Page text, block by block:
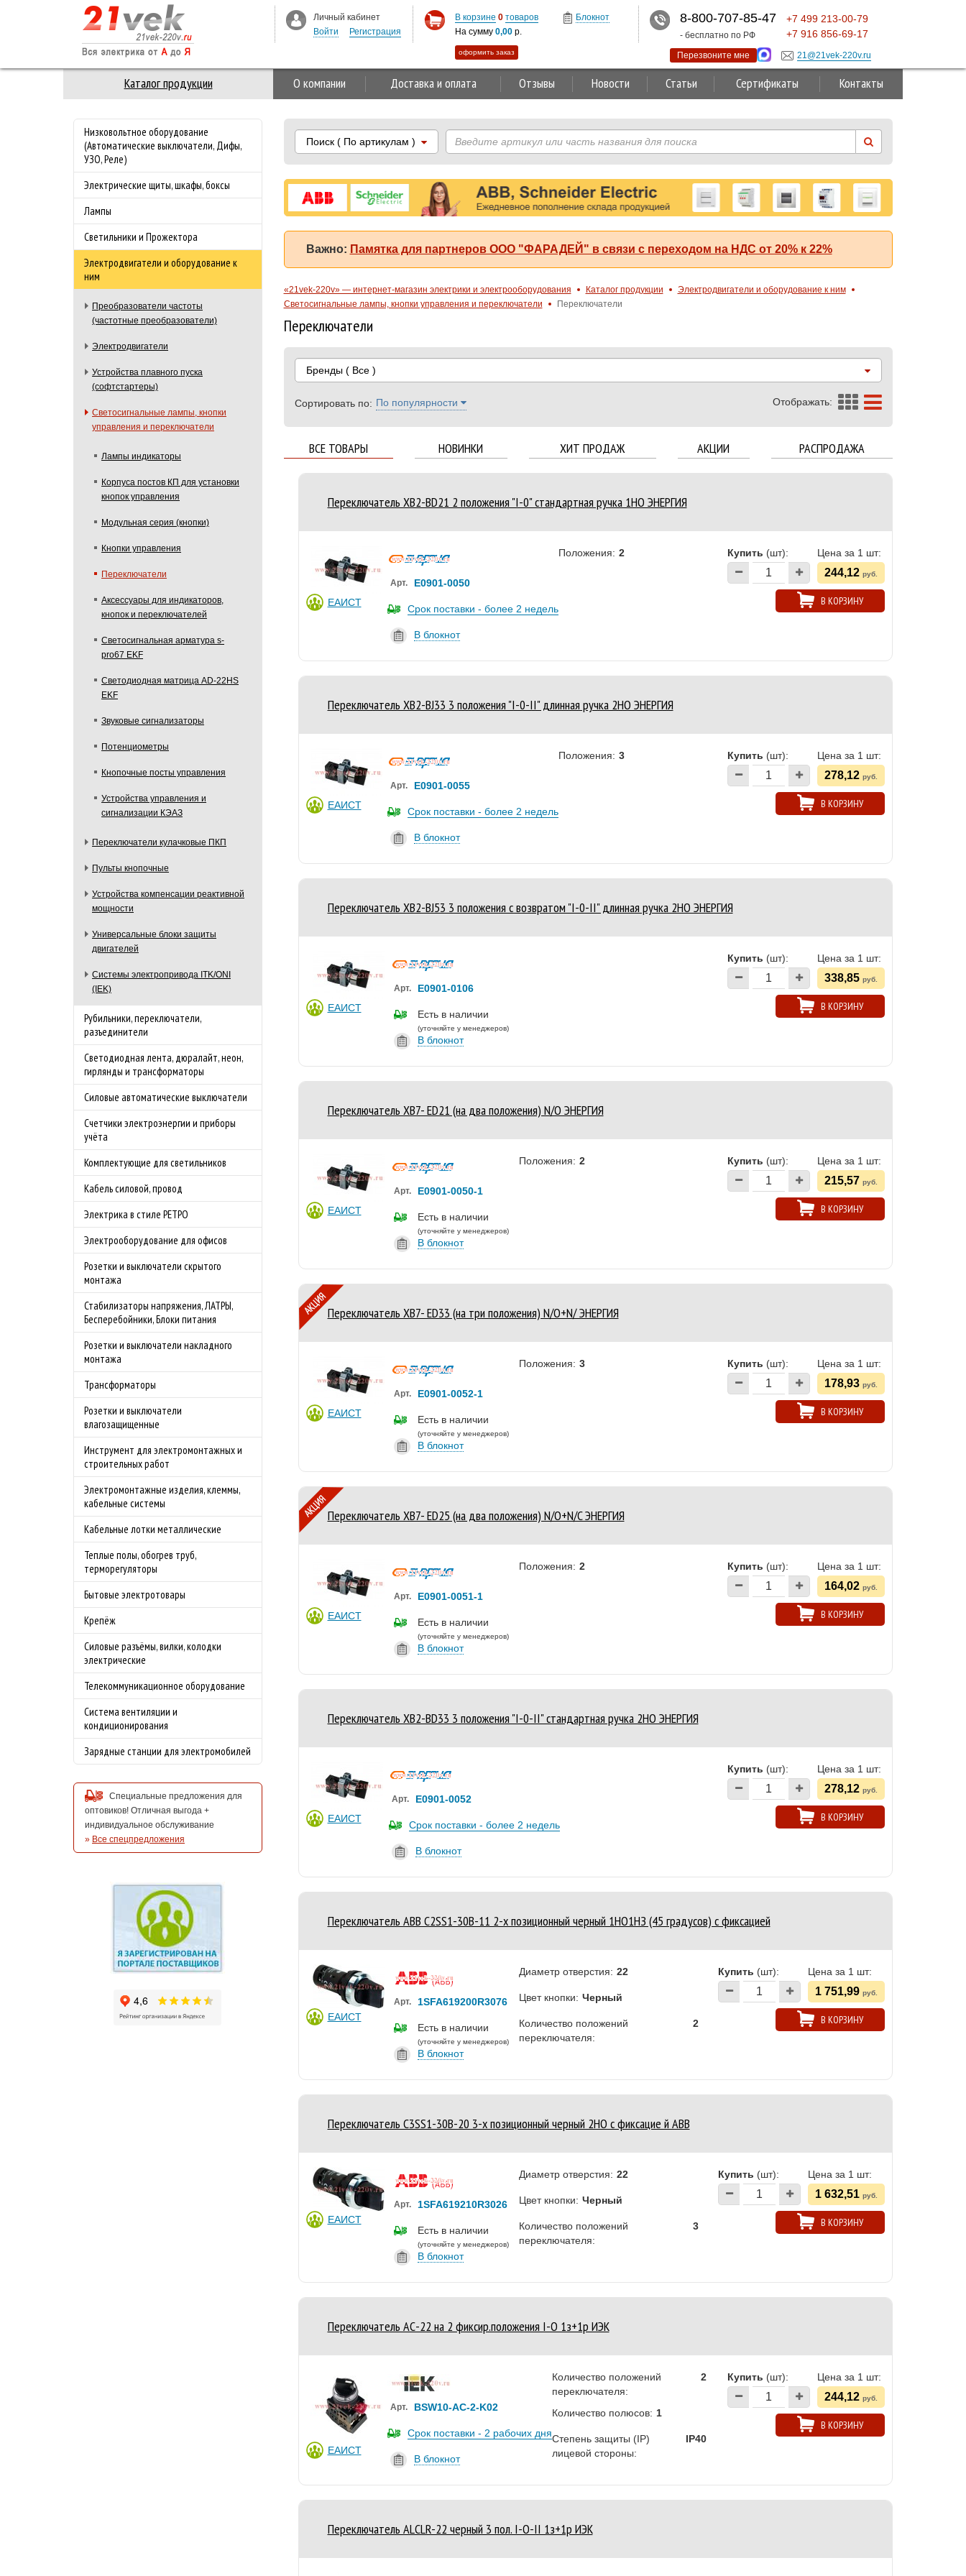
Каталог продукции О компании Доставка и оплата Отзывы Новости Статьи Сертификаты Контакты
Низковольтное оборудование
(Автоматические выключатели, Дифы,
УЗО, Реле)
Электрические щиты, шкафы, боксы
Лампы
Светильники и Прожектора
Электродвигатели и оборудование к
ним
Преобразователи частоты
(частотные преобразователи)
Электродвигатели
Устройства плавного пуска
(софтстартеры)
Светосигнальные лампы, кнопки
управления и переключатели
Лампы индикаторы
Корпуса постов КП для установки
кнопок управления
Модульная серия (кнопки)
Кнопки управления
Переключатели
Aксессуары для индикаторов,
кнопок и переключателей
Светосигнальная арматура s-
pro67 EKF
Светодиодная матрица AD-22HS
EKF
Звуковые сигнализаторы
Потенциометры
Кнопочные посты управления
Устройства управления и
сигнализации КЭАЗ
Переключатели кулачковые ПКП
Пульты кнопочные
Устройства компенсации реактивной
мощности
Универсальные блоки защиты
двигателей
Системы электропривода ITK/ONI
(IEK)
Рубильники, переключатели,
разъединители
Светодиодная лента, дюралайт, неон,
гирлянды и трансформаторы
Силовые автоматические выключатели
Счетчики электроэнергии и приборы
учёта
Комплектующие для светильников
Кабель силовой, провод
Электрика в стиле РЕТРО
Электрооборудование для офисов
Розетки и выключатели скрытого
монтажа
Стабилизаторы напряжения, ЛАТРЫ,
Бесперебойники, Блоки питания
Розетки и выключатели накладного
монтажа
Трансформаторы
Розетки и выключатели
влагозащищенные
Инструмент для электромонтажных и
строительных работ
Электромонтажные изделия, клеммы,
кабельные системы
Кабельные лотки металлические
Теплые полы, обогрев труб,
терморегуляторы
Бытовые электротовары
Крепёж
Силовые разъёмы, вилки, колодки
электрические
Телекоммуникационное оборудование
Система вентиляции и
кондиционирования
Зарядные станции для электромобилей
Специальные предложения для
оптовиков! Отличная выгода +
индивидуальное обслуживание
» Все спецпредложения
Поиск( По артикулам )
Важно: Памятка для партнеров ООО "ФАРАДЕЙ" в связи с переходом на НДС от 20% к 22%
«21vek-220v» — интернет-магазин электрики и электрооборудования Каталог продукции
Электродвигатели и оборудование к ним
Светосигнальные лампы, кнопки управления и переключатели
Переключатели
Переключатели
Бренды( Все )
Сортировать по: По популярности Отображать:
ВСЕ ТОВАРЫ НОВИНКИ ХИТ ПРОДАЖ АКЦИИ РАСПРОДАЖА
Переключатель XB2-BD21 2 положения "I-0" стандартная ручка 1НО ЭНЕРГИЯ
ЕАИСТ
Арт. Е0901-0050
Срок поставки - более 2 недель
В блокнот
Положения: 2 Купить (шт): Цена за 1 шт:
244,12 руб.
В КОРЗИНУ
Переключатель XB2-BJ33 3 положения "I-0-II" длинная ручка 2НО ЭНЕРГИЯ
ЕАИСТ
Арт. Е0901-0055
Срок поставки - более 2 недель
В блокнот
Положения: 3 Купить (шт): Цена за 1 шт:
278,12 руб.
В КОРЗИНУ
Переключатель XB2-BJ53 3 положения с возвратом "I-0-II" длинная ручка 2НО ЭНЕРГИЯ
ЕАИСТ
Арт. Е0901-0106
Есть в наличии
(уточняйте у менеджеров)
В блокнот
Купить (шт): Цена за 1 шт:
338,85 руб.
В КОРЗИНУ
Переключатель XB7- ED21 (на два положения) N/O ЭНЕРГИЯ
ЕАИСТ
Арт. Е0901-0050-1
Есть в наличии
(уточняйте у менеджеров)
В блокнот
Положения: 2 Купить (шт): Цена за 1 шт:
215,57 руб.
В КОРЗИНУ
Переключатель XB7- ED33 (на три положения) N/O+N/ ЭНЕРГИЯ
ЕАИСТ
Арт. Е0901-0052-1
Есть в наличии
(уточняйте у менеджеров)
В блокнот
Положения: 3 Купить (шт): Цена за 1 шт:
178,93 руб.
В КОРЗИНУ
Переключатель XB7- ED25 (на два положения) N/O+N/C ЭНЕРГИЯ
ЕАИСТ
Арт. Е0901-0051-1
Есть в наличии
(уточняйте у менеджеров)
В блокнот
Положения: 2 Купить (шт): Цена за 1 шт:
164,02 руб.
В КОРЗИНУ
Переключатель XB2-BD33 3 положения "I-0-II" стандартная ручка 2НО ЭНЕРГИЯ
ЕАИСТ
Арт. Е0901-0052
Срок поставки - более 2 недель
В блокнот
Купить (шт): Цена за 1 шт:
278,12 руб.
В КОРЗИНУ
Переключатель ABB C2SS1-30B-11 2-х позиционный черный 1НО1НЗ (45 градусов) с фиксацией
ЕАИСТ
Арт. 1SFA619200R3076
Есть в наличии
(уточняйте у менеджеров)
В блокнот
Диаметр отверстия: 22
Цвет кнопки: Черный
Количество положений
переключателя:
2
Купить (шт): Цена за 1 шт:
1 751,99 руб.
В КОРЗИНУ
Переключатель C3SS1-30B-20 3-х позиционный черный 2НО с фиксацие й ABB
ЕАИСТ
Арт. 1SFA619210R3026
Есть в наличии
(уточняйте у менеджеров)
В блокнот
Диаметр отверстия: 22
Цвет кнопки: Черный
Количество положений
переключателя:
3
Купить (шт): Цена за 1 шт:
1 632,51 руб.
В КОРЗИНУ
Переключатель АС-22 на 2 фиксир.положения I-O 1з+1р ИЭК
ЕАИСТ
Арт. BSW10-AC-2-K02
Срок поставки - 2 рабочих дня
В блокнот
Количество положений
переключателя:
2
Количество полюсов: 1
Степень защиты (IP)
лицевой стороны:
IP40
Купить (шт): Цена за 1 шт:
244,12 руб.
В КОРЗИНУ
Переключатель АLСLR-22 черный 3 пол. I-O-II 1з+1р ИЭК
Личный кабинет
Войти
Регистрация
В корзине 0 товаров
На сумму 0,00 р.
оформить заказ
Блокнот 8-800-707-85-47
- бесплатно по РФ
+7 499 213-00-79
+7 916 856-69-17
Перезвоните мне 21@21vek-220v.ru